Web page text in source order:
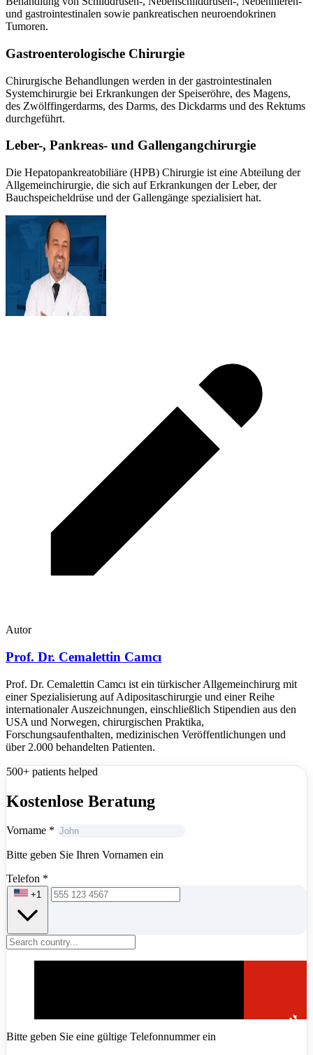
und gastrointestinalen sowie pankreatischen neuroendokrinen
Tumoren.
Gastroenterologische Chirurgie
Chirurgische Behandlungen werden in der gastrointestinalen
Systemchirurgie bei Erkrankungen der Speiseröhre, des Magens,
des Zwölffingerdarms, des Darms, des Dickdarms und des Rektums
durchgeführt.
Leber-, Pankreas- und Gallengangchirurgie
Die Hepatopankreatobiliäre (HPB) Chirurgie ist eine Abteilung der
Allgemeinchirurgie, die sich auf Erkrankungen der Leber, der
Bauchspeicheldrüse und der Gallengänge spezialisiert hat.
Autor
Prof. Dr. Cemalettin Camcı
Prof. Dr. Cemalettin Camcı ist ein türkischer Allgemeinchirurg mit
einer Spezialisierung auf Adipositaschirurgie und einer Reihe
internationaler Auszeichnungen, einschließlich Stipendien aus den
USA und Norwegen, chirurgischen Praktika,
Forschungsaufenthalten, medizinischen Veröffentlichungen und
über 2.000 behandelten Patienten.
500+ patients helped
Kostenlose Beratung
Vorname *
Bitte geben Sie Ihren Vornamen ein
Telefon *
+1
Bitte geben Sie eine gültige Telefonnummer ein